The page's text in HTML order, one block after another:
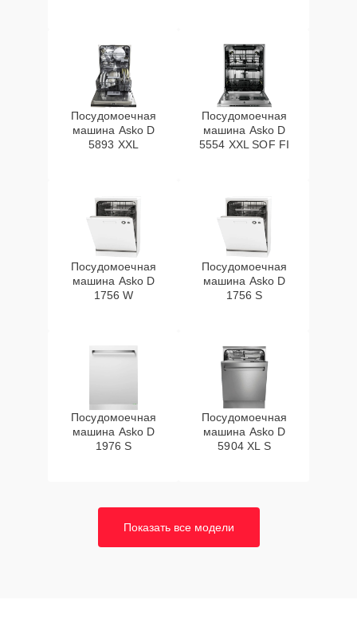
Посудомоечная
машина Asko D
5893 XXL
Посудомоечная
машина Asko D
5554 XXL SOF FI
Посудомоечная
машина Asko D
1756 W
Посудомоечная
машина Asko D
1756 S
Посудомоечная
машина Asko D
1976 S
Посудомоечная
машина Asko D
5904 XL S
Показать все модели